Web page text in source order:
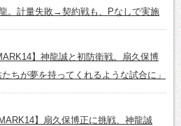
。計量失敗→契約戦も、Pなしで実施
】神龍誠と初防衛戦。扇久保博
ちが夢を持ってくれるような試合に」
】扇久保博正に挑戦、神龍誠